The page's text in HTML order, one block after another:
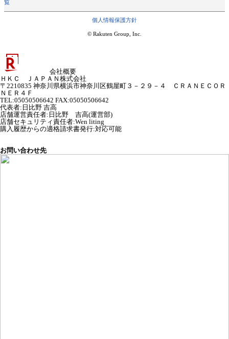
覧
個人情報保護方針
© Rakuten Group, Inc.
会社概要
ＨＫＣ ＪＡＰＡＮ株式会社
〒2210835 神奈川県横浜市神奈川区鶴屋町３－２９－４ ＣＲＡＮＥＣＯＲ
ＮＥＲ４Ｆ
TEL:05050506642 FAX:05050506642
代表者: 日比野 吉高
店舗運営責任者: 日比野 吉高(運営部)
店舗セキュリティ責任者:Wen liting
購入履歴からの適格請求書発行:対応可能
お問い合わせ先